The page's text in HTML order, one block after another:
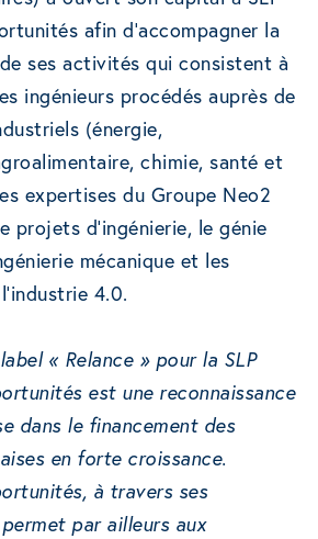
afin d’accompagner la
ses activités qui consistent à
ingénieurs procédés auprès de
(énergie,
chimie, santé et
expertises du Groupe Neo2
projets d’ingénierie, le génie
mécanique et les
4.0.
« Relance » pour la SLP
est une reconnaissance
dans le financement des
en forte croissance.
à travers ses
par ailleurs aux